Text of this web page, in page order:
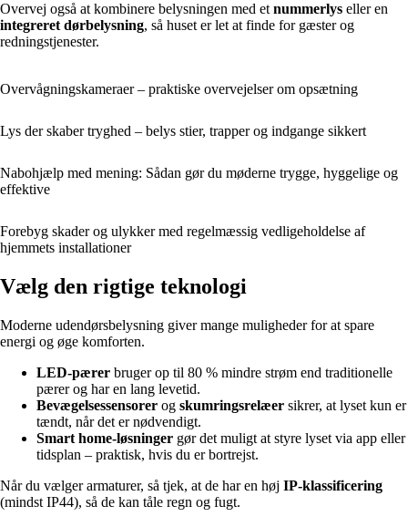
Overvej også at kombinere belysningen med et nummerlys eller en
integreret dørbelysning, så huset er let at finde for gæster og
redningstjenester.
Overvågningskameraer – praktiske overvejelser om opsætning
Lys der skaber tryghed – belys stier, trapper og indgange sikkert
Nabohjælp med mening: Sådan gør du møderne trygge, hyggelige og
effektive
Forebyg skader og ulykker med regelmæssig vedligeholdelse af
hjemmets installationer
Vælg den rigtige teknologi
Moderne udendørsbelysning giver mange muligheder for at spare
energi og øge komforten.
LED-pærer bruger op til 80 % mindre strøm end traditionelle
pærer og har en lang levetid.
Bevægelsessensorer og skumringsrelæer sikrer, at lyset kun er
tændt, når det er nødvendigt.
Smart home-løsninger gør det muligt at styre lyset via app eller
tidsplan – praktisk, hvis du er bortrejst.
Når du vælger armaturer, så tjek, at de har en høj IP-klassificering
(mindst IP44), så de kan tåle regn og fugt.